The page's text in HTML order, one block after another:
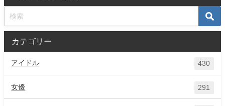
カテゴリー
アイドル 430
女優 291